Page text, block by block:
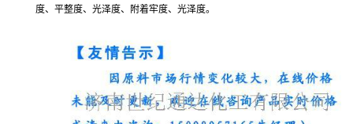
度、平整度、光泽度、附着牢度、光泽度。